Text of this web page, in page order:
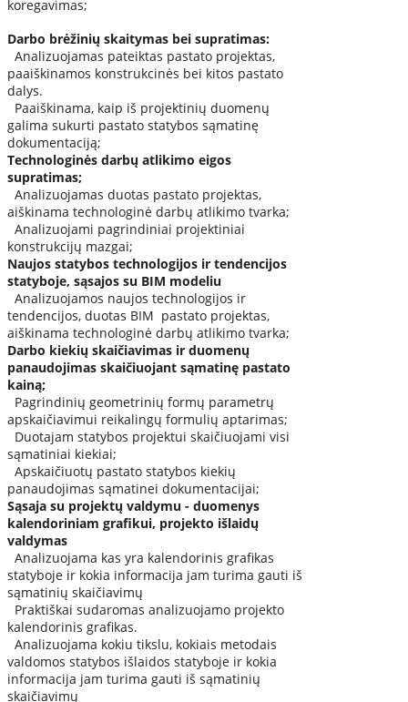
koregavimas;
Darbo brėžinių skaitymas bei supratimas:
Analizuojamas pateiktas pastato projektas,
paaiškinamos konstrukcinės bei kitos pastato
dalys.
Paaiškinama, kaip iš projektinių duomenų
galima sukurti pastato statybos sąmatinę
dokumentaciją;
Technologinės darbų atlikimo eigos
supratimas;
Analizuojamas duotas pastato projektas,
aiškinama technologinė darbų atlikimo tvarka;
Analizuojami pagrindiniai projektiniai
konstrukcijų mazgai;
Naujos statybos technologijos ir tendencijos
statyboje, sąsajos su BIM modeliu
Analizuojamos naujos technologijos ir
tendencijos, duotas BIM pastato projektas,
aiškinama technologinė darbų atlikimo tvarka;
Darbo kiekių skaičiavimas ir duomenų
panaudojimas skaičiuojant sąmatinę pastato
kainą;
Pagrindinių geometrinių formų parametrų
apskaičiavimui reikalingų formulių aptarimas;
Duotajam statybos projektui skaičiuojami visi
sąmatiniai kiekiai;
Apskaičiuotų pastato statybos kiekių
panaudojimas sąmatinei dokumentacijai;
Sąsaja su projektų valdymu - duomenys
kalendoriniam grafikui, projekto išlaidų
valdymas
Analizuojama kas yra kalendorinis grafikas
statyboje ir kokia informacija jam turima gauti iš
sąmatinių skaičiavimų
Praktiškai sudaromas analizuojamo projekto
kalendorinis grafikas.
Analizuojama kokiu tikslu, kokiais metodais
valdomos statybos išlaidos statyboje ir kokia
informacija jam turima gauti iš sąmatinių
skaičiavimų